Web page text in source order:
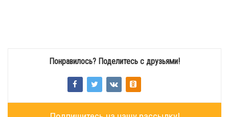
Понравилось? Поделитесь с друзьями!